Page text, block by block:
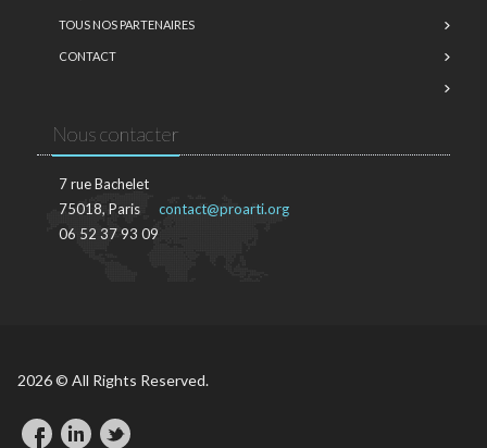
TOUS NOS PARTENAIRES
CONTACT
Nous contacter
7 rue Bachelet
75018, Paris
06 52 37 93 09
contact@proarti.org
2026 © All Rights Reserved.